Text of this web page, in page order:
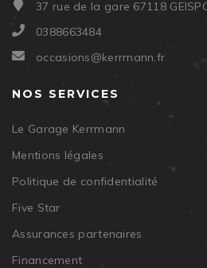
37 rue de la gare 67118
0388663484
occasions@kerrmann.fr
NOS SERVICES
Le Garage Kerrmann
Mentions légales
Politique de confidentialité
Five Star
Assurances partenaires
Financement